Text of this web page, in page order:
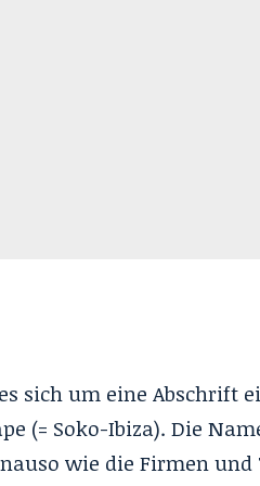
sich um eine Abschrift
(= Soko-Ibiza). Die
wie die Firmen